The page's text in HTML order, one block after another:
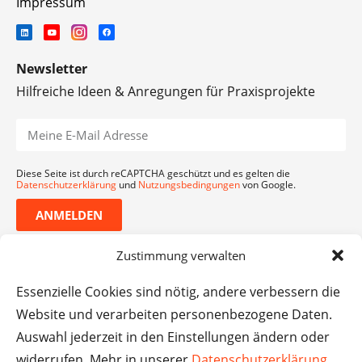
Zustimmung verwalten
Essenzielle Cookies sind nötig, andere verbessern die
Website und verarbeiten personenbezogene Daten.
Auswahl jederzeit in den Einstellungen ändern oder
Newsletter
Hilfreiche Ideen & Anregungen für Praxisprojekte
Diese Seite ist durch reCAPTCHA geschützt und es gelten die
Datenschutzerklärung und Nutzungsbedingungenvon Google.
ANMELDEN